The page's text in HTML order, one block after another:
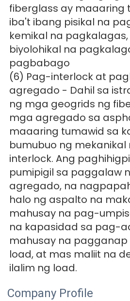
fiberglass ay maaaring
iba't ibang pisikal na
kemikal na
biyolohikal na
pagbabago
(6) Pag-interlock at
agregado - Dahil sa
ng mga geogrids ng
mga agregado sa
maaaring tumawid sa
bumubuo ng
interlock. Ang
pumipigil sa paggalaw
agregado, na
halo ng aspalto na
mahusay na pag-
na kapasidad sa pag-
mahusay na
load, at mas maliit na
ilalim ng load.
Company Profile